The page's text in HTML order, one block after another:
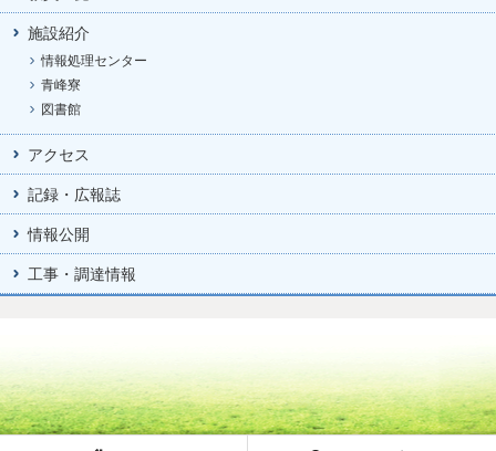
施設紹介
情報処理センター
青峰寮
図書館
アクセス
記録・広報誌
情報公開
工事・調達情報